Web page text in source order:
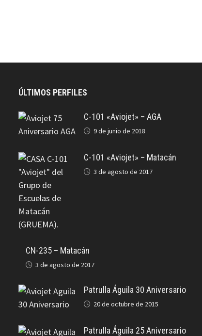
ÚLTIMOS PERFILES
C-101 «Aviojet» – AGA
9 de junio de 2018
C-101 «Aviojet» – Matacán
3 de agosto de 2017
CN-235 – Matacán
3 de agosto de 2017
Patrulla Águila 30 Aniversario
20 de octubre de 2015
Patrulla Águila 25 Aniversario